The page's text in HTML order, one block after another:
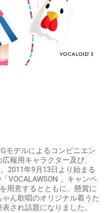
モデルによるコンビニエン
報用キャラクター及び、
2011年9月13日より始まる
VOCALAWSON 」キャンペ
用意するとともに、懸賞に
ん歌唱のオリジナル着うた
され話題になりました。